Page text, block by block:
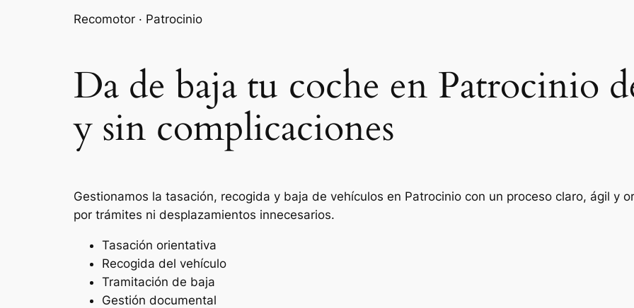
Recomotor · Patrocinio
Da de baja tu coche en Patrocinio
y sin complicaciones
Gestionamos la tasación, recogida y baja de vehículos en Patrocinio con un proceso claro, ágil y
por trámites ni desplazamientos innecesarios.
Tasación orientativa
Recogida del vehículo
Tramitación de baja
Gestión documental